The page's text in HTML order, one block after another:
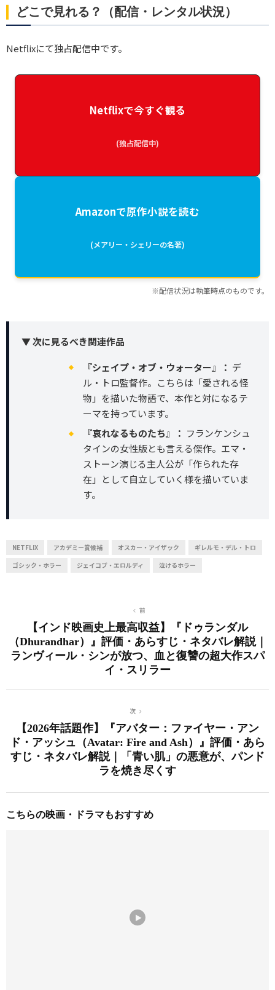
どこで見れる？（配信・レンタル状況）
Netflixにて独占配信中です。
Netflixで今すぐ観る
(独占配信中)
Amazonで原作小説を読む
(メアリー・シェリーの名著)
※配信状況は執筆時点のものです。
▼ 次に見るべき関連作品
『シェイプ・オブ・ウォーター』： デ
ル・トロ監督作。こちらは「愛される怪
物」を描いた物語で、本作と対になるテ
ーマを持っています。
『哀れなるものたち』： フランケンシュ
タインの女性版とも言える傑作。エマ・
ストーン演じる主人公が「作られた存
在」として自立していく様を描いていま
す。
NETFLIX アカデミー賞候補 オスカー・アイザック
ギレルモ・デル・トロ
ゴシック・ホラー
ジェイコブ・エロルディ 泣けるホラー
前
【インド映画史上最高収益】『ドゥランダル
（Dhurandhar）』評価・あらすじ・ネタバレ解説｜
ランヴィール・シンが放つ、血と復讐の超大作スパ
イ・スリラー
次
【2026年話題作】『アバター：ファイヤー・アン
ド・アッシュ（Avatar: Fire and Ash）』評価・あら
すじ・ネタバレ解説｜「青い肌」の悪意が、パンド
ラを焼き尽くす
こちらの映画・ドラマもおすすめ